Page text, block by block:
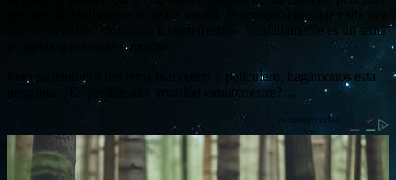
que nos da Hollywood o de las teorías de conspiración que cada vez
más se ventilan: «Invasión Extraterrestre». Sencillamente es un tema
de moda que vende y mucho.
Pero saliéndonos del tema marketero y peliculero, hagámonos esta
pregunta: ¿Es posible una invasión extraterrestre?…